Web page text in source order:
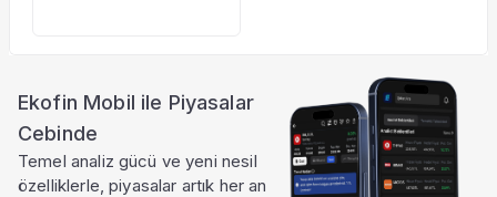
Ekofin Mobil ile Piyasalar
Cebinde
Temel analiz gücü ve yeni nesil
özelliklerle, piyasalar artık her an